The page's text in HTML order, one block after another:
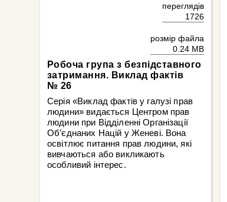
переглядів
1726
розмір файла
0.24 MB
Робоча група з безпідставного
затримання. Виклад фактів
№ 26
Серія «Виклад фактів у галузі прав
людини» видається Центром прав
людини при Відділенні Організації
Об’єднаних Націй у Женеві. Вона
освітлює питання прав людини, які
вивчаються або викликають
особливий інтерес.